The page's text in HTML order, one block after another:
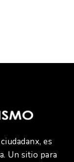
es
Un sitio para